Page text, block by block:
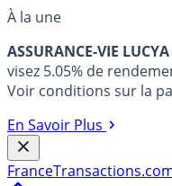
À la une
ASSURANCE-VIE
visez 5.05% de
Voir conditions sur la
En Savoir Plus
France